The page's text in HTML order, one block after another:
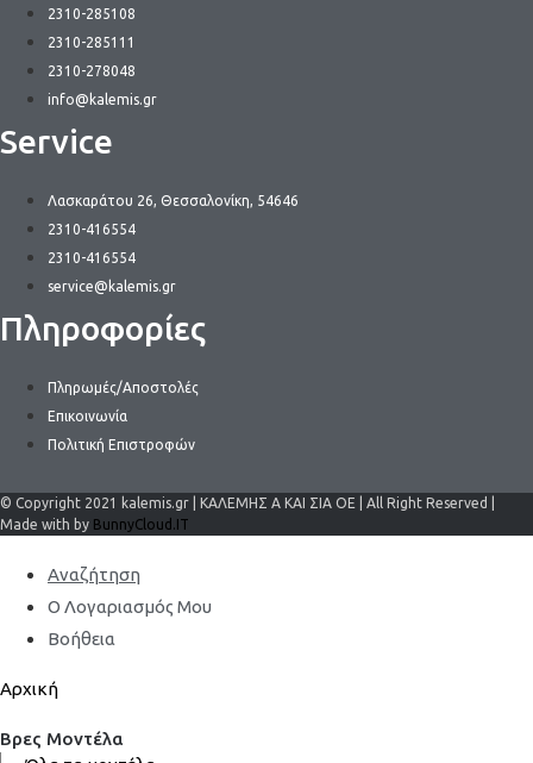
2310-285108
2310-285111
2310-278048
info@kalemis.gr
Service
Λασκαράτου 26, Θεσσαλονίκη, 54646
2310-416554
2310-416554
service@kalemis.gr
Πληροφορίες
Πληρωμές/Αποστολές
Επικοινωνία
Πολιτική Επιστροφών
© Copyright 2021 kalemis.gr | ΚΑΛΕΜΗΣ Α ΚΑΙ ΣΙΑ ΟΕ | All Right Reserved |
Made with by BunnyCloud.IT
Αναζήτηση
Ο Λογαριασμός Μου
Βοήθεια
Αρχική
Βρες Μοντέλα